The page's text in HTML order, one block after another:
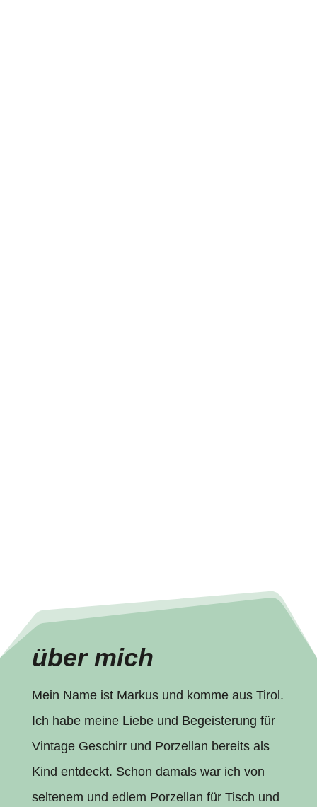
über mich
Mein Name ist Markus und komme aus Tirol.
Ich habe meine Liebe und Begeisterung für
Vintage Geschirr und Porzellan bereits als
Kind entdeckt. Schon damals war ich von
seltenem und edlem Porzellan für Tisch und